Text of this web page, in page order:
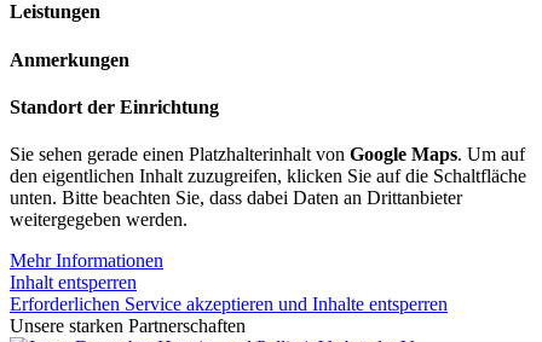
Leistungen
Anmerkungen
Standort der Einrichtung
Sie sehen gerade einen Platzhalterinhalt von Google Maps. Um auf
den eigentlichen Inhalt zuzugreifen, klicken Sie auf die Schaltfläche
unten. Bitte beachten Sie, dass dabei Daten an Drittanbieter
weitergegeben werden.
Mehr Informationen
Inhalt entsperren
Erforderlichen Service akzeptieren und Inhalte entsperren
Unsere starken Partnerschaften